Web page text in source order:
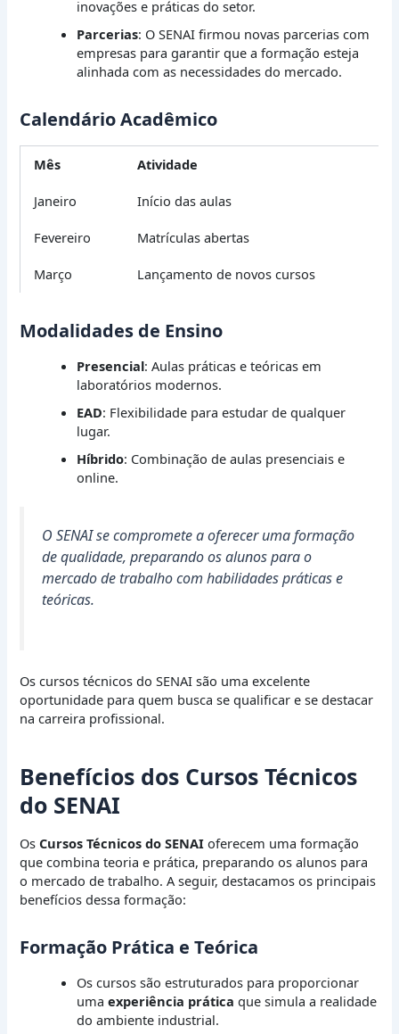
inovações e práticas do setor.
Parcerias: O SENAI firmou novas parcerias com
empresas para garantir que a formação esteja
alinhada com as necessidades do mercado.
Calendário Acadêmico
Mês Atividade
Janeiro Início das aulas
Fevereiro Matrículas abertas
Março Lançamento de novos cursos
Modalidades de Ensino
Presencial: Aulas práticas e teóricas em
laboratórios modernos.
EAD: Flexibilidade para estudar de qualquer
lugar.
Híbrido: Combinação de aulas presenciais e
online.
O SENAI se compromete a oferecer uma formação
de qualidade, preparando os alunos para o
mercado de trabalho com habilidades práticas e
teóricas.
Os cursos técnicos do SENAI são uma excelente
oportunidade para quem busca se qualificar e se destacar
na carreira profissional.
Benefícios dos Cursos Técnicos
do SENAI
OsCursos Técnicos do SENAI oferecem uma formação
que combina teoria e prática, preparando os alunos para
o mercado de trabalho. A seguir, destacamos os principais
benefícios dessa formação:
Formação Prática e Teórica
Os cursos são estruturados para proporcionar
umaexperiência prática que simula a realidade
do ambiente industrial.